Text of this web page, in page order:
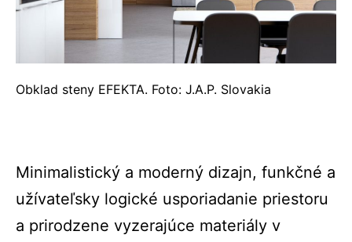
Obklad steny EFEKTA. Foto: J.A.P. Slovakia
Minimalistický a moderný dizajn, funkčné a
užívateľsky logické usporiadanie priestoru
a prirodzene vyzerajúce materiály v